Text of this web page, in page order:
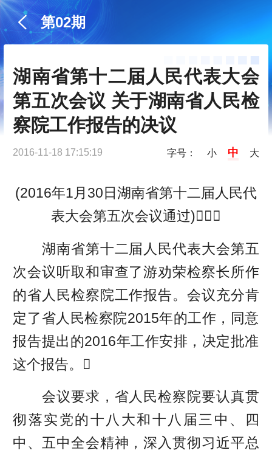
第02期
湖南省第十二届人民代表大会
第五次会议 关于湖南省人民检
察院工作报告的决议
2016-11-18 17:15:19 字号： 小 中 大
(2016年1月30日湖南省第十二届人民代
表大会第五次会议通过)
湖南省第十二届人民代表大会第五
次会议听取和审查了游劝荣检察长所作
的省人民检察院工作报告。会议充分肯
定了省人民检察院2015年的工作，同意
报告提出的2016年工作安排，决定批准
这个报告。
会议要求，省人民检察院要认真贯
彻落实党的十八大和十八届三中、四
中、五中全会精神，深入贯彻习近平总